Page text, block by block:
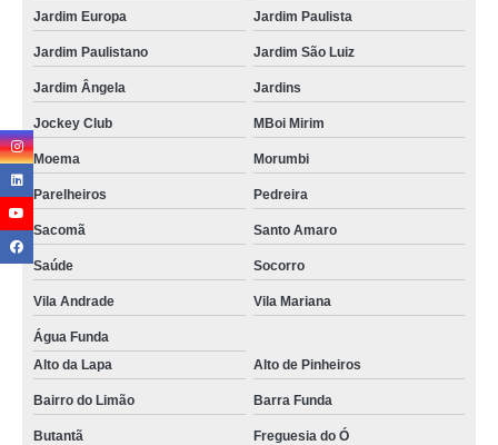
Jardim Europa Jardim Paulista
Jardim Paulistano Jardim São Luiz
Jardim Ângela Jardins
Jockey Club MBoi Mirim
Moema Morumbi
Parelheiros Pedreira
Sacomã Santo Amaro
Saúde Socorro
Vila Andrade Vila Mariana
Água Funda
Alto da Lapa
Alto de Pinheiros
Bairro do Limão Barra Funda
Butantã Freguesia do Ó